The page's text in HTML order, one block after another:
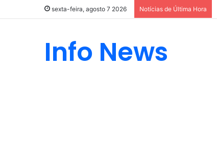
sexta-feira, agosto 7 2026 Notícias de Última Hora
Info News